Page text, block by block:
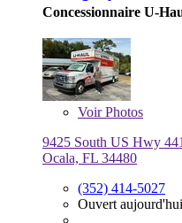
Concessionnaire U-
VoirPhotos
9425 South US Hwy 441
Ocala, FL 34480
(352) 414-5027
Ouvert